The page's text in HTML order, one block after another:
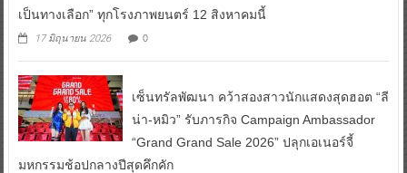
เป็นทางเลือก” ทุกโรงภาพยนตร์ 12 สิงหาคมนี้
17 มิถุนายน 2026 0
เซ็นทรัลพัฒนา คว้าสองสาวนักแสดงสุดฮอต “ลี
น่า-หมิว” รับภารกิจ Campaign Ambassador
“Grand Grand Sale 2026” ปลุกเอเนอร์จี้
มหกรรมช้อปกลางปีสุดคึกคัก